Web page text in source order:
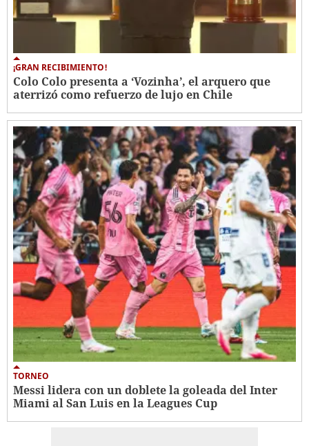
¡GRAN RECIBIMIENTO!
Colo Colo presenta a ‘Vozinha’, el arquero que
aterrizó como refuerzo de lujo en Chile
TORNEO
Messi lidera con un doblete la goleada del Inter
Miami al San Luis en la Leagues Cup